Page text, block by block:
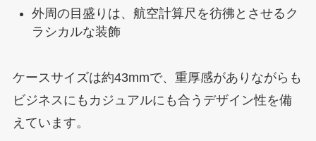
外周の目盛りは、航空計算尺を彷彿とさせるク
ラシカルな装飾
ケースサイズは約43mmで、重厚感がありながらも
ビジネスにもカジュアルにも合うデザイン性を備
えています。